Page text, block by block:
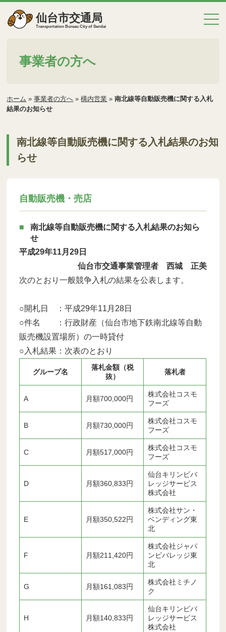
仙台市交通局
Transportation Bureau City of Sendai
事業者の方へ
ホーム »事業者の方へ »構内営業 »南北線等自動販売機に関する入札
結果のお知らせ
南北線等自動販売機に関する入札結果のお知
らせ
自動販売機・売店
南北線等自動販売機に関する入札結果のお知ら
せ
平成29年11月29日
仙台市交通事業管理者 西城 正美
次のとおり一般競争入札の結果を公表します。
○開札日 ：平成29年11月28日
○件名 ：行政財産（仙台市地下鉄南北線等自動
販売機設置場所）の一時貸付
○入札結果：次表のとおり
グループ名
落札金額（税
抜）
落札者
A 月額700,000円
株式会社コスモ
フーズ
B 月額730,000円
株式会社コスモ
フーズ
C 月額517,000円
株式会社コスモ
フーズ
D 月額360,833円
仙台キリンビバ
レッジサービス
株式会社
E 月額350,522円
株式会社サン・
ベンディング東
北
F 月額211,420円
株式会社ジャパ
ンビバレッジ東
北
G 月額161,083円
株式会社ミチノ
ク
H 月額140,833円
仙台キリンビバ
レッジサービス
株式会社